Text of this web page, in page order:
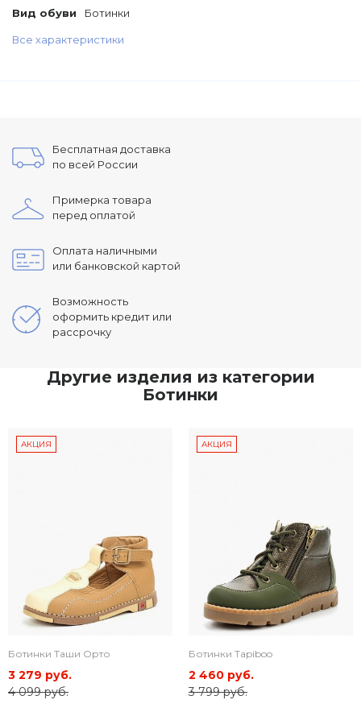
Вид обуви
Ботинки
Все характеристики
Бесплатная доставка
по всей России
Примерка товара
перед оплатой
Оплата наличными
или банковской картой
Возможность
оформить кредит или
рассрочку
Другие изделия из категории
Ботинки
АКЦИЯ
Ботинки Таши Орто
3 279 руб.
4 099 руб.
АКЦИЯ
Ботинки Tapiboo
2 460 руб.
3 799 руб.